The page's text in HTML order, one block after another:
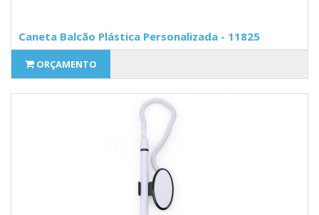
Caneta Balcão Plástica Personalizada - 11825
ORÇAMENTO